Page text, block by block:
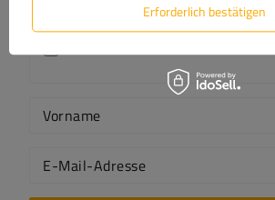
Produktfoto hinzufügen:
Vorname
E-Mail-Adresse
Erforderlich bestätigen